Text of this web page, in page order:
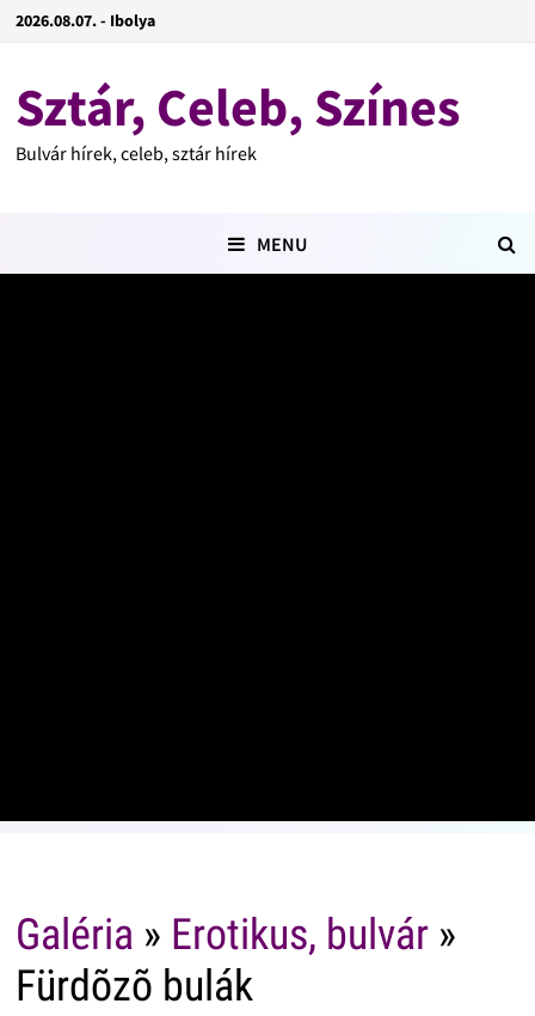
2026.08.07. - Ibolya
Sztár, Celeb, Színes
Bulvár hírek, celeb, sztár hírek
MENU
Galéria » Erotikus, bulvár»
Fürdõzõ bulák